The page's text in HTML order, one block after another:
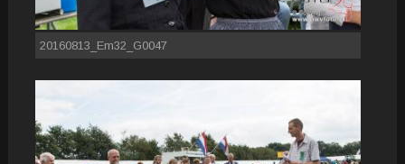
20160813_Em32_G0047